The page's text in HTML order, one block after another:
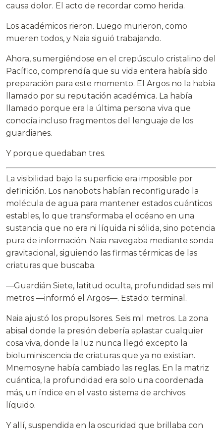
causa dolor. El acto de recordar como herida.
Los académicos rieron. Luego murieron, como
mueren todos, y Naia siguió trabajando.
Ahora, sumergiéndose en el crepúsculo cristalino del
Pacífico, comprendía que su vida entera había sido
preparación para este momento. El Argos no la había
llamado por su reputación académica. La había
llamado porque era la última persona viva que
conocía incluso fragmentos del lenguaje de los
guardianes.
Y porque quedaban tres.
La visibilidad bajo la superficie era imposible por
definición. Los nanobots habían reconfigurado la
molécula de agua para mantener estados cuánticos
estables, lo que transformaba el océano en una
sustancia que no era ni líquida ni sólida, sino potencia
pura de información. Naia navegaba mediante sonda
gravitacional, siguiendo las firmas térmicas de las
criaturas que buscaba.
—Guardián Siete, latitud oculta, profundidad seis mil
metros —informó el Argos—. Estado: terminal.
Naia ajustó los propulsores. Seis mil metros. La zona
abisal donde la presión debería aplastar cualquier
cosa viva, donde la luz nunca llegó excepto la
bioluminiscencia de criaturas que ya no existían.
Mnemosyne había cambiado las reglas. En la matriz
cuántica, la profundidad era solo una coordenada
más, un índice en el vasto sistema de archivos
líquido.
Y allí, suspendida en la oscuridad que brillaba con